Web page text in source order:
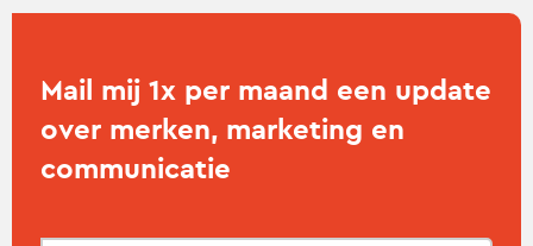
Mail mij 1x per maand een update
over merken, marketing en
communicatie